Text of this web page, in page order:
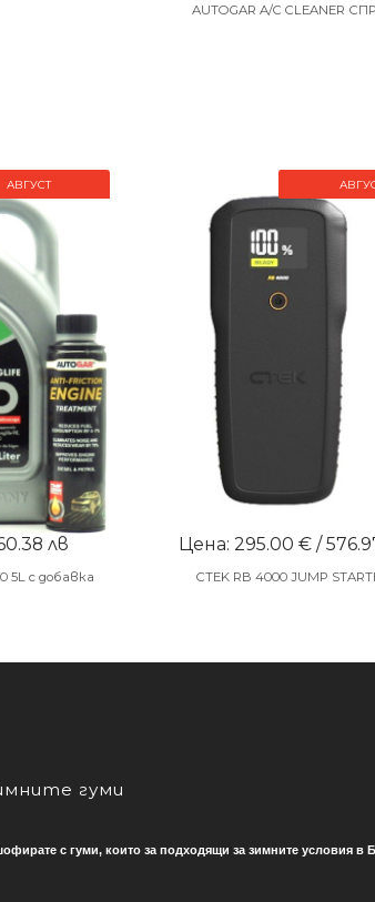
AUTOGAR A/C CLEANER
АВГУСТ
лв
5L с добавка
Цена: 295.00 € /
CTEK RB 4000 JUMP
гуми
с гуми, които за подходящи за зимните условия в